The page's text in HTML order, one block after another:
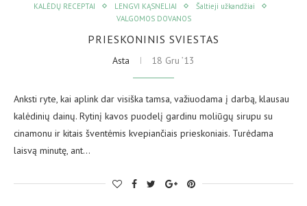
KALĖDŲ RECEPTAI LENGVI KĄSNELIAI
Šaltieji užkandžiai
VALGOMOS DOVANOS
PRIESKONINIS SVIESTAS
Asta 18 Gru ’13
Anksti ryte, kai aplink dar visiška tamsa, važiuodama į darbą, klausau
kalėdinių dainų. Rytinį kavos puodelį gardinu moliūgų sirupu su
cinamonu ir kitais šventėmis kvepiančiais prieskoniais. Turėdama
laisvą minutę, ant…